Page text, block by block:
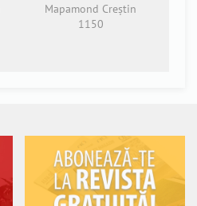
Mapamond Creștin
1150